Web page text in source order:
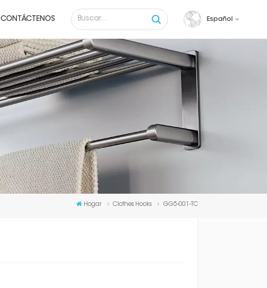
CONTÁCTENOS Español
English
français
русский
español
Hogar Clothes Hooks GG5-001-TC